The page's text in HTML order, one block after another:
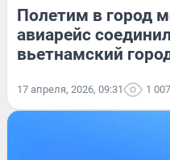
Полетим в город
авиарейс
вьетнамский
17 апреля, 2026, 09:31 1 007